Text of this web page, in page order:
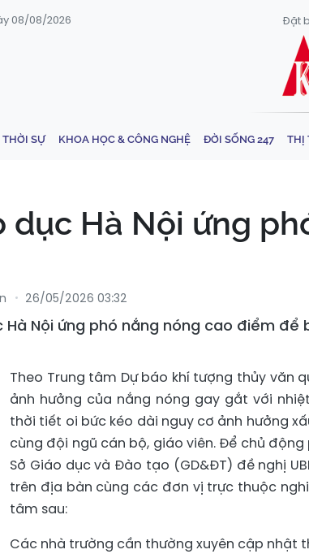
08/08/2026 Đặt
THỜI SỰ KHOA HỌC & CÔNG NGHỆ ĐỜI SỐNG 247 THỊ
dục Hà Nội ứng
26/05/2026 03:32
Hà Nội ứng phó nắng nóng cao điểm để
Theo Trung tâm Dự báo khí tượng thủy văn
ảnh hưởng của nắng nóng gay gắt với
thời tiết oi bức kéo dài nguy cơ ảnh hưởng
cùng đội ngũ cán bộ, giáo viên. Để chủ
Sở Giáo dục và Đào tạo (GD&ĐT) đề nghị
trên địa bàn cùng các đơn vị trực thuộc
tâm sau:
Các nhà trường cần thường xuyên cập